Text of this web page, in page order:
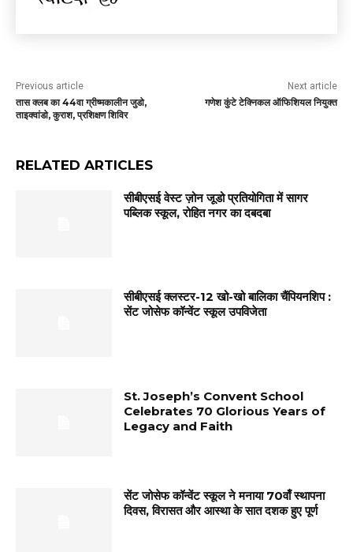
Previous article
तास क्लब का 44वा ग्रीष्मकालीन जुडो,
ताइक्वांडो, कुराश, प्रशिक्षण शिविर
Next article
गणेश कुंटे टेक्निकल ऑफिशियल नियुक्त
RELATED ARTICLES
सीबीएसई वेस्ट ज़ोन जूडो प्रतियोगिता में सागर
पब्लिक स्कूल, रोहित नगर का दबदबा
सीबीएसई क्लस्टर-12 खो-खो बालिका चैंपियनशिप :
सेंट जोसेफ कॉन्वेंट स्कूल उपविजेता
St. Joseph’s Convent School
Celebrates 70 Glorious Years of
Legacy and Faith
सेंट जोसेफ कॉन्वेंट स्कूल ने मनाया 70वाँ स्थापना
दिवस, विरासत और आस्था के सात दशक हुए पूर्ण